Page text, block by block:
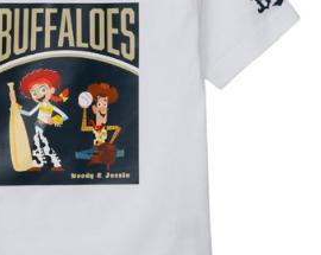
EC限定販売
オリ達におすすめ